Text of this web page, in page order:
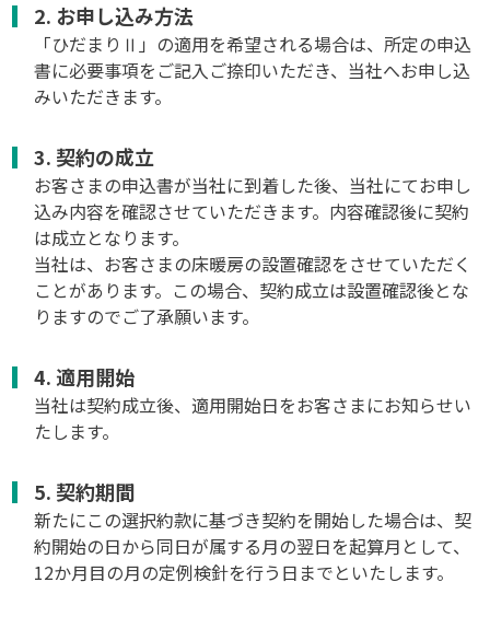
2. お申し込み方法
「ひだまりⅡ」の適用を希望される場合は、所定の申込
書に必要事項をご記入ご捺印いただき、当社へお申し込
みいただきます。
3. 契約の成立
お客さまの申込書が当社に到着した後、当社にてお申し
込み内容を確認させていただきます。内容確認後に契約
は成立となります。
当社は、お客さまの床暖房の設置確認をさせていただく
ことがあります。この場合、契約成立は設置確認後とな
りますのでご了承願います。
4. 適用開始
当社は契約成立後、適用開始日をお客さまにお知らせい
たします。
5. 契約期間
新たにこの選択約款に基づき契約を開始した場合は、契
約開始の日から同日が属する月の翌日を起算月として、
12か月目の月の定例検針を行う日までといたします。